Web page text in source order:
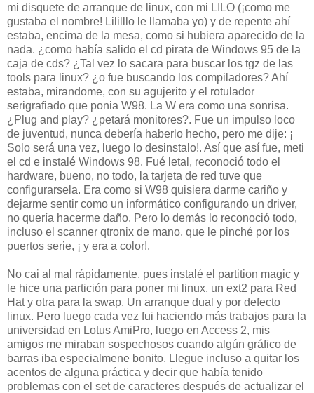
mi disquete de arranque de linux, con mi LILO (¡como me
gustaba el nombre! Lililllo le llamaba yo) y de repente ahí
estaba, encima de la mesa, como si hubiera aparecido de la
nada. ¿como había salido el cd pirata de Windows 95 de la
caja de cds? ¿Tal vez lo sacara para buscar los tgz de las
tools para linux? ¿o fue buscando los compiladores? Ahí
estaba, mirandome, con su agujerito y el rotulador
serigrafiado que ponia W98. La W era como una sonrisa.
¿Plug and play? ¿petará monitores?. Fue un impulso loco
de juventud, nunca debería haberlo hecho, pero me dije: ¡
Solo será una vez, luego lo desinstalo!. Así que así fue, meti
el cd e instalé Windows 98. Fué letal, reconoció todo el
hardware, bueno, no todo, la tarjeta de red tuve que
configurarsela. Era como si W98 quisiera darme cariño y
dejarme sentir como un informático configurando un driver,
no quería hacerme daño. Pero lo demás lo reconoció todo,
incluso el scanner qtronix de mano, que le pinché por los
puertos serie, ¡ y era a color!.
No cai al mal rápidamente, pues instalé el partition magic y
le hice una partición para poner mi linux, un ext2 para Red
Hat y otra para la swap. Un arranque dual y por defecto
linux. Pero luego cada vez fui haciendo más trabajos para la
universidad en Lotus AmiPro, luego en Access 2, mis
amigos me miraban sospechosos cuando algún gráfico de
barras iba especialmene bonito. Llegue incluso a quitar los
acentos de alguna práctica y decir que había tenido
problemas con el set de caracteres después de actualizar el